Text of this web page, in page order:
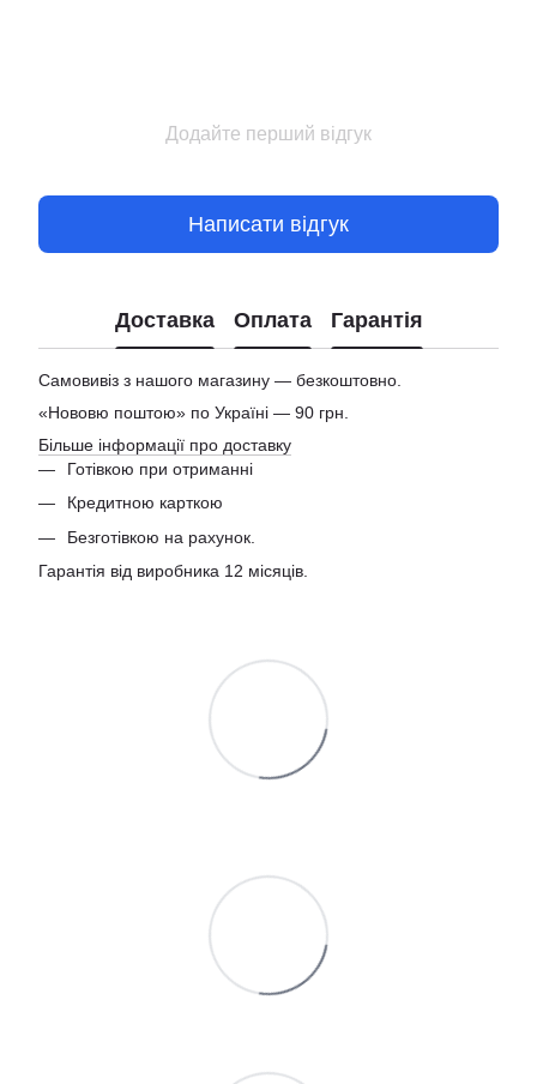
Додайте перший відгук
Написати відгук
Доставка Оплата Гарантія
Самовивіз з нашого магазину — безкоштовно.
«Нововю поштою» по Україні — 90 грн.
Більше інформації про доставку
Готівкою при отриманні
Кредитною карткою
Безготівкою на рахунок.
Гарантія від виробника 12 місяців.